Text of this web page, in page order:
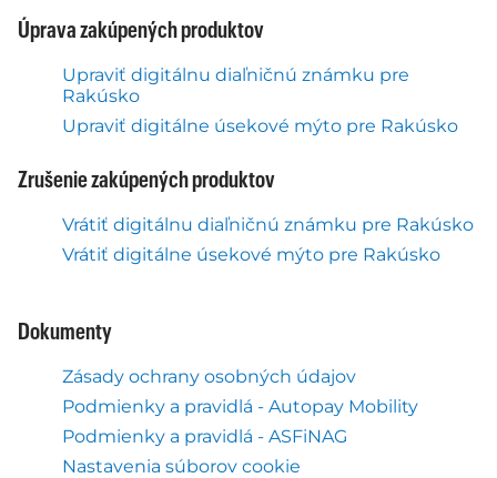
Úprava zakúpených produktov
Upraviť digitálnu diaľničnú známku pre
Rakúsko
Upraviť digitálne úsekové mýto pre Rakúsko
Zrušenie zakúpených produktov
Vrátiť digitálnu diaľničnú známku pre Rakúsko
Vrátiť digitálne úsekové mýto pre Rakúsko
Dokumenty
Zásady ochrany osobných údajov
Podmienky a pravidlá - Autopay Mobility
Podmienky a pravidlá - ASFiNAG
Nastavenia súborov cookie